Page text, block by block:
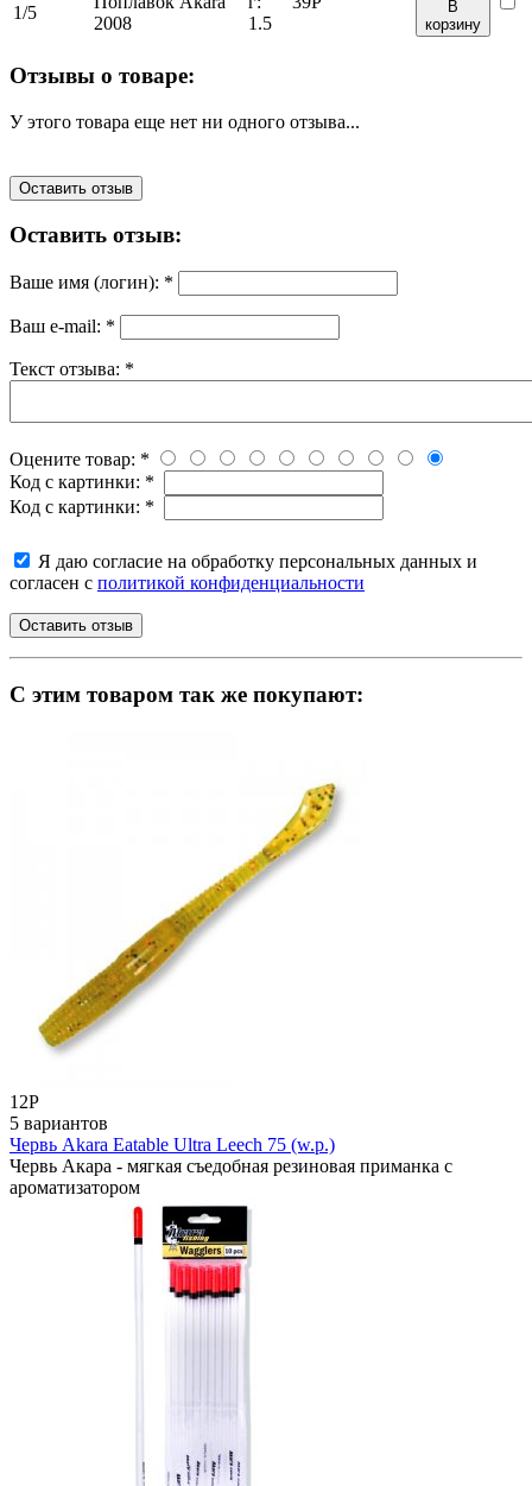
1/5
2008
1.5
В
корзину
Отзывы о товаре:
У этого товара еще нет ни одного отзыва...
Оставить отзыв
Оставить отзыв:
Ваше имя (логин): *
Ваш e-mail: *
Текст отзыва: *
Оцените товар: *
Код с картинки: *
Код с картинки: *
Я даю согласие на обработку персональных данных и
согласен с политикой конфиденциальности
C этим товаром так же покупают:
12Р
5 вариантов
Червь Akara Eatable Ultra Leech 75 (w.p.)
Червь Акара - мягкая съедобная резиновая приманка с
ароматизатором